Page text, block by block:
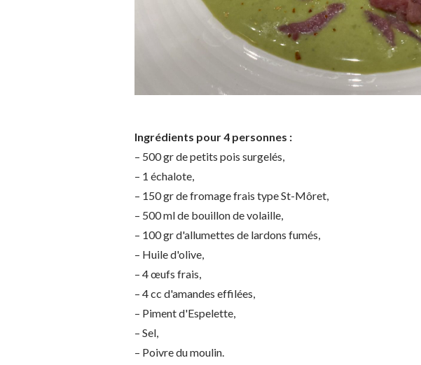
Ingrédients pour 4 personnes :
– 500 gr de petits pois surgelés,
– 1 échalote,
– 150 gr de fromage frais type St-Môret,
– 500 ml de bouillon de volaille,
– 100 gr d'allumettes de lardons fumés,
– Huile d'olive,
– 4 œufs frais,
– 4 cc d'amandes effilées,
– Piment d'Espelette,
– Sel,
– Poivre du moulin.